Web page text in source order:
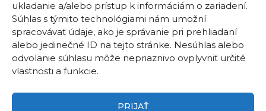
ukladanie a/alebo prístup k informáciám o zariadení.
Súhlas s týmito technológiami nám umožní
spracovávať údaje, ako je správanie pri prehliadaní
alebo jedinečné ID na tejto stránke. Nesúhlas alebo
odvolanie súhlasu môže nepriaznivo ovplyvniť určité
vlastnosti a funkcie.
PRIJAŤ
GPS location
48°10'09.3”N
17°04'08.7”E